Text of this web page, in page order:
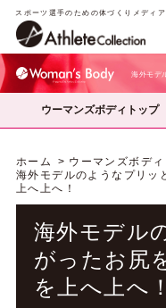
スポーツ選手のための体づくりメディア
海外モデ
ウーマンズボディトップ
ホーム ウーマンズボディ
海外モデルのようなプリッ
上へ上へ！
海外モデル
がったお尻
を上へ上へ！